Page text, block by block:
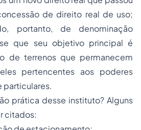
de direito real de uso;
portanto, de denominação
que seu objetivo principal é
de terrenos que permanecem
pertencentes aos poderes
particulares.
prática desse instituto? Alguns
citados: